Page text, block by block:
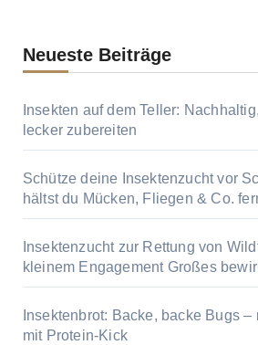
Neueste Beiträge
Insekten auf dem Teller:
lecker zubereiten
Schütze deine Insektenzucht vor
hältst du Mücken, Fliegen & Co.
Insektenzucht zur Rettung von
kleinem Engagement Großes
Insektenbrot: Backe, backe Bugs
mit Protein-Kick